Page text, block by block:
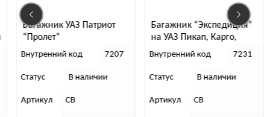
Багажник УАЗ Патриот
“Пролет”
Внутренний код 7207
Статус В наличии
Артикул СВ
Багажник “Экспедиция”
на УАЗ Пикап, Карго,
Профи (двухрядная
Внутренний код 7231
Статус В наличии
Артикул СВ